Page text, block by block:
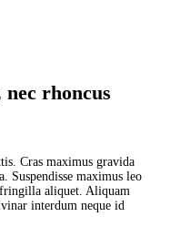
rhoncus
Cras maximus gravida
Suspendisse maximus leo
aliquet. Aliquam
interdum neque id